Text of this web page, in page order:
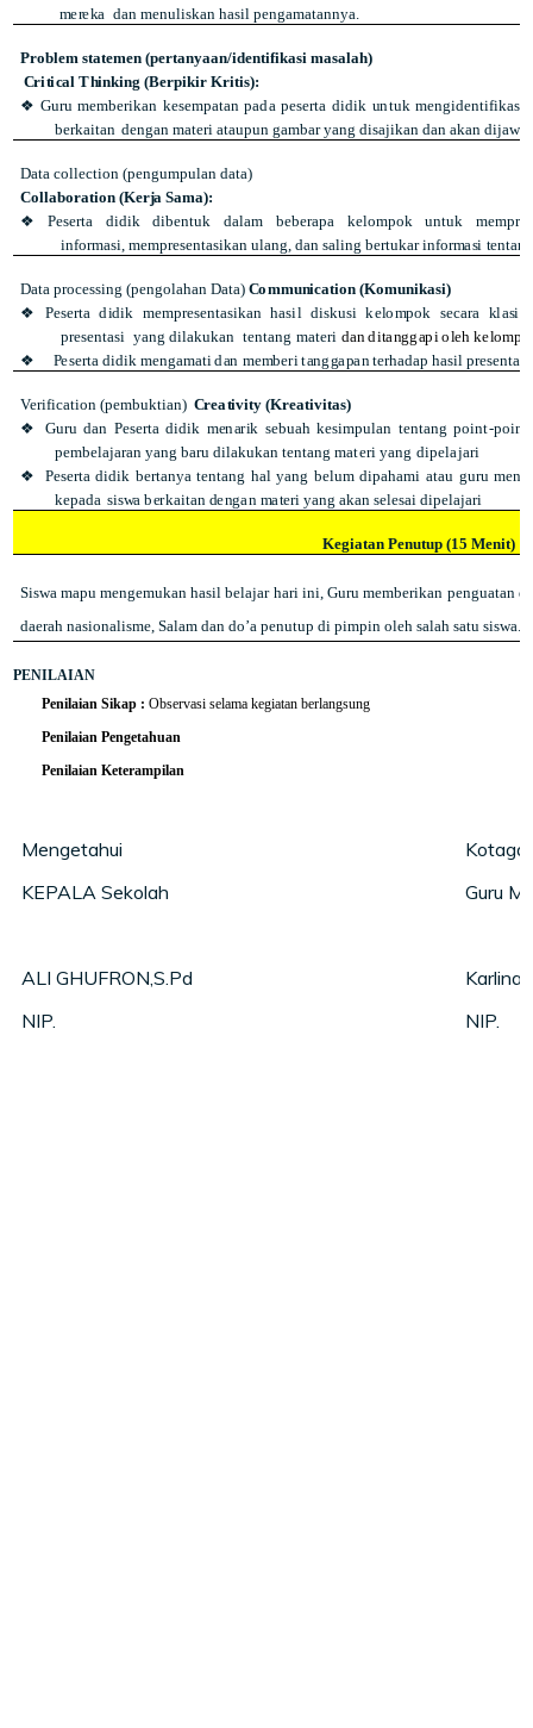
mereka dan menuliskanhasil pengamatannya.
Problem statemen (pertanyaan/identifikasi masalah)
Critical Thinking (Berpikir Kritis):
❖ Guru memberikan kesempatan pada peserta didik untuk mengidentifikas
berkaitan dengan materi ataupungambar yang disajikan danakan dijawa
Data collection (pengumpulan data)
Collaboration (KerjaSama):
❖
Peserta didik dibentuk dalam beberapa kelompok untuk mempr
informasi, mempresentasikan ulang, dan saling bertukar informasi tentan
Data processing (pengolahan Data) Communication(Komunikasi)
❖
Peserta didik mempresentasikan hasil diskusi kelompok secara klasi
presentasi yangdilakukan tentang materi danditanggapioleh kelompo
❖
Pesertadidik mengamatidan memberitanggapanterhadap hasil presentas
Verification (pembuktian) Creativity(Kreativitas)
❖
Guru dan Peserta didik menarik sebuah kesimpulan tentang point-poin
pembelajaran yang baru dilakukan tentang materi yang dipelajari
❖
Peserta didik bertanya tentang hal yang belum dipahami atau guru men
kepada siswaberkaitandengan materi yang akan selesai dipelajari
Kegiatan Penutup (15 Menit)
Siswa mapu mengemukan hasil belajar hari ini, Guru memberikan penguatan
daerah nasionalisme, Salam dan do’a penutup di pimpin oleh salah satu siswa.
PENILAIAN
Penilaian Sikap :Observasi selama kegiatan berlangsung
Penilaian Pengetahuan
Penilaian Keterampilan
Mengetahui
KEPALA Sekolah
ALI GHUFRON,S.Pd
NIP.
Guru
Karlina
NIP.